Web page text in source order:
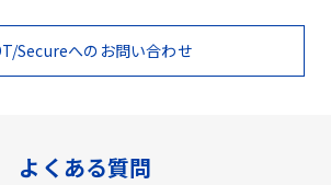
Secureへのお問い合わせ
よくある質問